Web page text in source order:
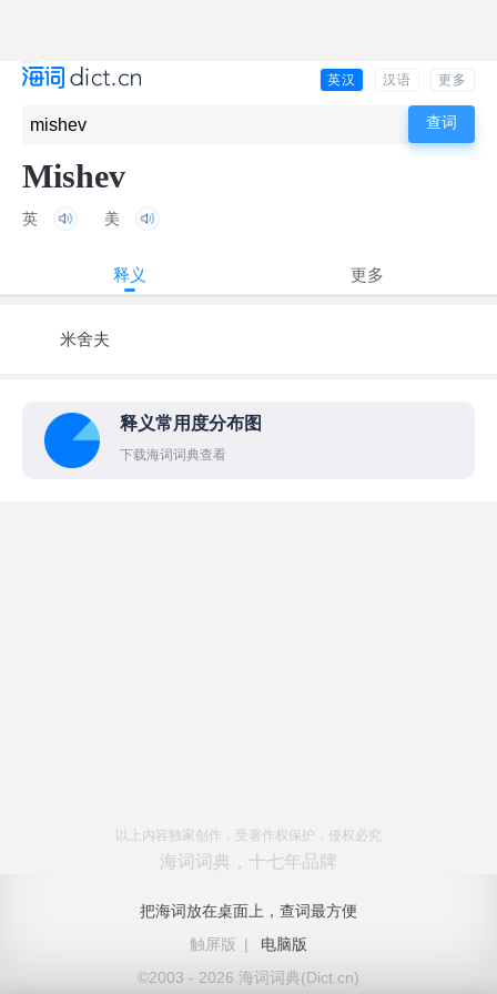
英汉 汉语 更多
Mishev
英 美
释义 更多
米舍夫
释义常用度分布图
下载海词词典查看
以上内容独家创作，受著作权保护，侵权必究
海词词典，十七年品牌
把海词放在桌面上，查词最方便
触屏版
|
电脑版
©2003 - 2026 海词词典(Dict.cn)